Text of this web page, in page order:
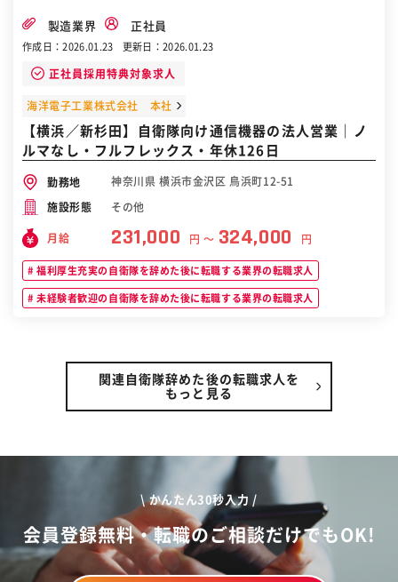
製造業界 正社員
作成日：2026.01.23 更新日：2026.01.23
正社員採用特典対象求人
海洋電子工業株式会社 本社
【横浜／新杉田】自衛隊向け通信機器の法人営業｜ノ
ルマなし・フルフレックス・年休126日
勤務地 神奈川県 横浜市金沢区 鳥浜町12-51
施設形態 その他
月給 231,000 円 〜 324,000 円
福利厚生充実の自衛隊を辞めた後に転職する業界の転職求人
未経験者歓迎の自衛隊を辞めた後に転職する業界の転職求人
関連自衛隊辞めた後の転職求人を
もっと見る
\ かんたん30秒入力 /
会員登録無料・転職のご相談だけでもOK!